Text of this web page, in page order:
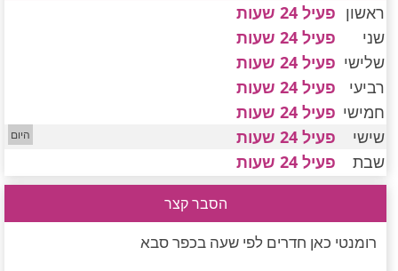
חדרים לפי שעה במישור החוף הדרומי
ראשון פעיל 24 שעות
שני
פעיל 24 שעות
שלישי פעיל 24 שעות
רביעי
פעיל 24 שעות
חמישי פעיל 24 שעות
שישי
פעיל 24 שעות
שבת
פעיל 24 שעות
הסבר קצר
רומנטי כאן חדרים לפי שעה בכפר סבא